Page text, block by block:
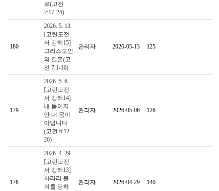
로(고전
7:17-24)
180
2026. 5. 13.
[고린도전
서 강해15]
그리스도인
의 결혼(고
전 7:1-16)
관리자 2026-05-13 125
179
2026. 5. 6.
[고린도전
서 강해14]
내 몸이지
만 내 몸이
아닙니다
(고전 6:12-
20)
관리자 2026-05-06 126
178
2026. 4. 29.
[고린도전
서 강해13]
차라리 불
의를 당하
관리자 2026-04-29 140